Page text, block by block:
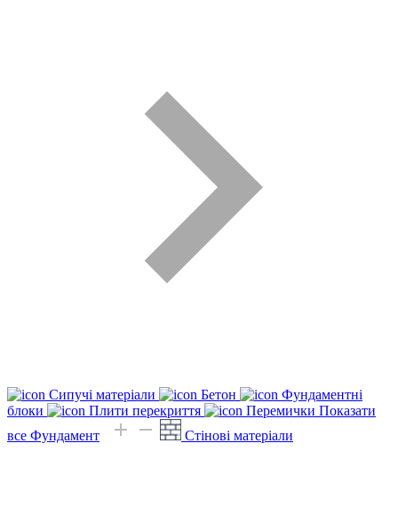
Сипучі матеріали Бетон
Фундаментні
блоки
Плити перекриття Перемички Показати
все Фундамент
Стінові матеріали